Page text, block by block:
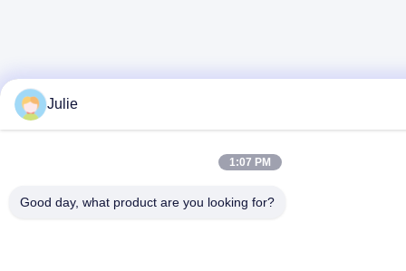
Julie
1:07 PM
Good day, what product are you looking for?